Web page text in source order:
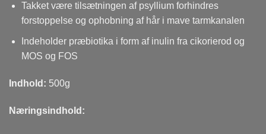
Takket være tilsætningen af ​​psyllium forhindres
forstoppelse og ophobning af hår i mave tarmkanalen
Indeholder præbiotika i form af inulin fra cikorierod og
MOS og FOS
Indhold: 500g
Næringsindhold: